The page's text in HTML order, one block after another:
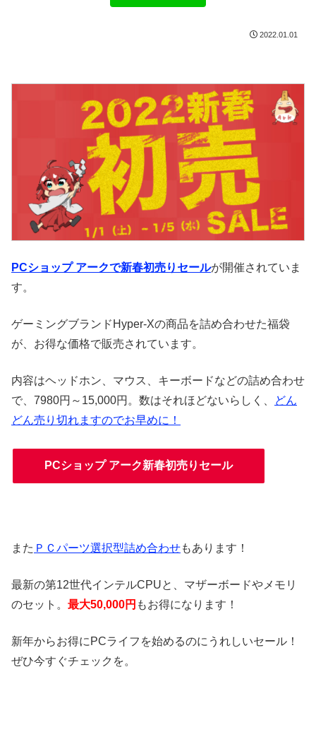
2022.01.01
PCショップ アークで新春初売りセールが開催されていま
す。
ゲーミングブランドHyper-Xの商品を詰め合わせた福袋
が、お得な価格で販売されています。
内容はヘッドホン、マウス、キーボードなどの詰め合わせ
で、7980円～15,000円。数はそれほどないらしく、
どん
どん売り切れますのでお早めに！
PCショップ アーク新春初売りセール
また ＰＣパーツ選択型詰め合わせもあります！
最新の第12世代インテルCPUと、マザーボードやメモリ
のセット。 最大50,000円 もお得になります！
新年からお得にPCライフを始めるのにうれしいセール！
ぜひ今すぐチェックを。